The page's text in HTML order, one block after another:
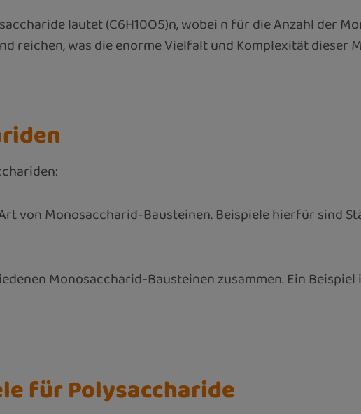
lautet (C6H10O5)n, wobei n für die Anzahl der
reichen, was die enorme Vielfalt und Komplexität dieser
von Monosaccharid-Bausteinen. Beispiele hierfür sind
Monosaccharid-Bausteinen zusammen. Ein
für Polysaccharide